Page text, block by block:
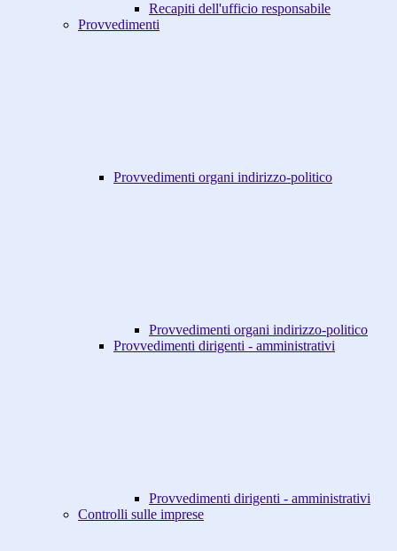
Recapiti dell'ufficio responsabile
Provvedimenti
Provvedimenti organi indirizzo-politico
Provvedimenti organi indirizzo-politico
Provvedimenti dirigenti - amministrativi
Provvedimenti dirigenti - amministrativi
Controlli sulle imprese